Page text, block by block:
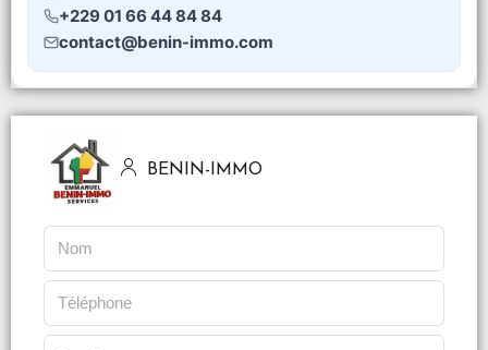
+229 01 66 44 84 84
contact@benin-immo.com
BENIN-IMMO